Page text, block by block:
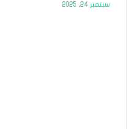
سبتمبر 24, 2025